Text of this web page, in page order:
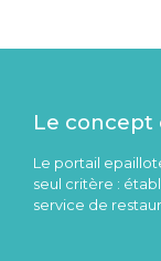
Le concept
Le portail
seul critère :
service de